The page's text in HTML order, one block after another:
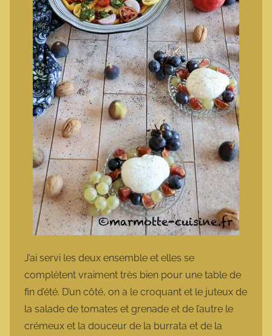
J’ai servi les deux ensemble et elles se
complètent vraiment très bien pour une table de
fin d’été. D’un côté, on a le croquant et le juteux de
la salade de tomates et grenade et de l’autre le
crémeux et la douceur de la burrata et de la